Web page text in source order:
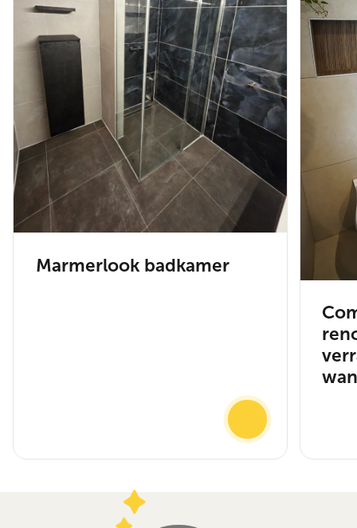
Marmerlook badkamer